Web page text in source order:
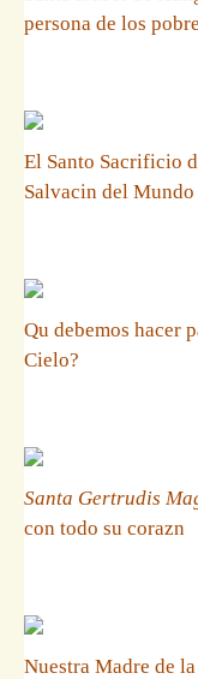
persona de los
El Santo Sacrificio
Salvacin del Mundo
Qu debemos hacer
Cielo?
Santa Gertrudis
con todo su corazn
Nuestra Madre de